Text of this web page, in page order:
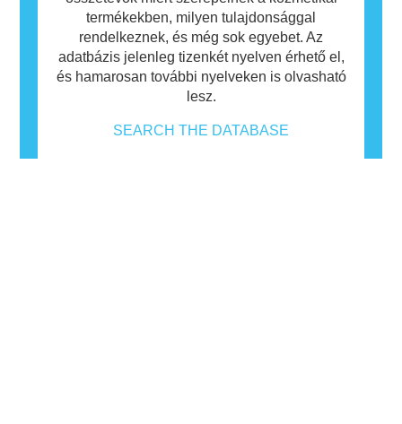
termékekben, milyen tulajdonsággal
rendelkeznek, és még sok egyebet. Az
adatbázis jelenleg tizenkét nyelven érhető el,
és hamarosan további nyelveken is olvasható
lesz.
SEARCH THE DATABASE